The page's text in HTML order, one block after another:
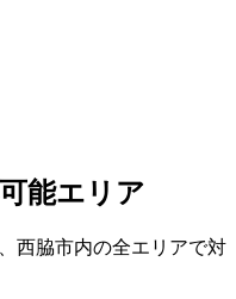
能エリア
西脇市内の全エリアで対